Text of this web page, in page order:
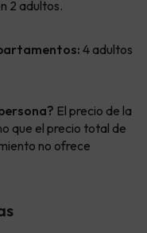
2 adultos.
4 adultos
El precio de la
que el precio total de
no ofrece